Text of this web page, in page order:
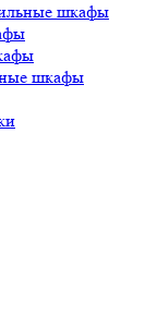
шкафы
шкафы